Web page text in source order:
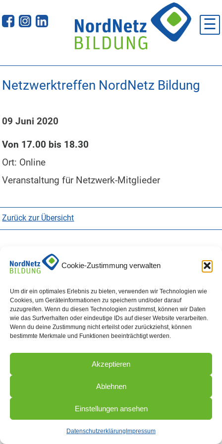
Cookie-Zustimmung verwalten
Um dir ein optimales Erlebnis zu bieten, verwenden wir Technologien wie
Cookies, um Geräteinformationen zu speichern und/oder darauf
zuzugreifen. Wenn du diesen Technologien zustimmst, können wir Daten
wie das Surfverhalten oder eindeutige IDs auf dieser Website verarbeiten.
Wenn du deine Zustimmung nicht erteilst oder zurückziehst, können
bestimmte Merkmale und Funktionen beeinträchtigt werden.
Akzeptieren
Ablehnen
Einstellungen ansehen
Datenschutzerklärung Impressum
to
content
☰
Netzwerktreffen NordNetz Bildung
09 Juni 2020
Von 17.00 bis 18.30
Ort: Online
Veranstaltung für Netzwerk-Mitglieder
Zurück zur Übersicht